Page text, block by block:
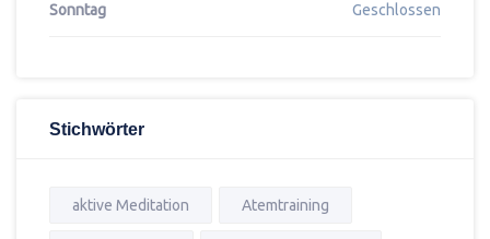
Sonntag Geschlossen
Stichwörter
aktive Meditation Atemtraining